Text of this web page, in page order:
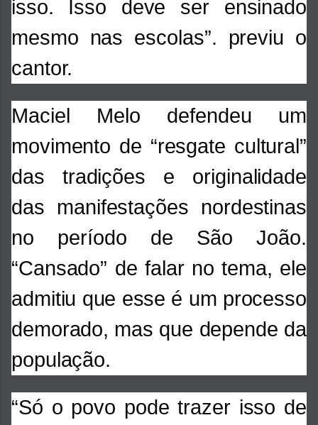
isso. Isso deve ser ensinado
mesmo nas escolas”. previu o
cantor.
Maciel Melo defendeu um
movimento de “resgate cultural”
das tradições e originalidade
das manifestações nordestinas
no período de São João.
“Cansado” de falar no tema, ele
admitiu que esse é um processo
demorado, mas que depende da
população.
“Só o povo pode trazer isso de